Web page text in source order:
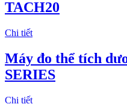
TACH20
Chi tiết
Máy đo thể tích
SERIES
Chi tiết